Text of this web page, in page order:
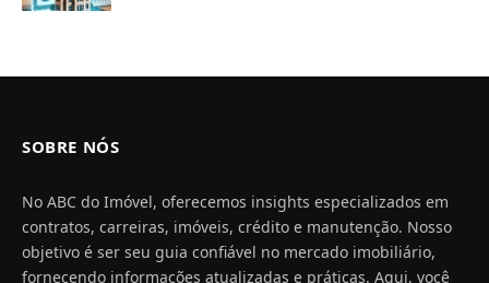
SOBRE NÓS
No ABC do Imóvel, oferecemos insights especializados em
contratos, carreiras, imóveis, crédito e manutenção. Nosso
objetivo é ser seu guia confiável no mercado imobiliário,
fornecendo informações atualizadas e práticas. Aqui, você